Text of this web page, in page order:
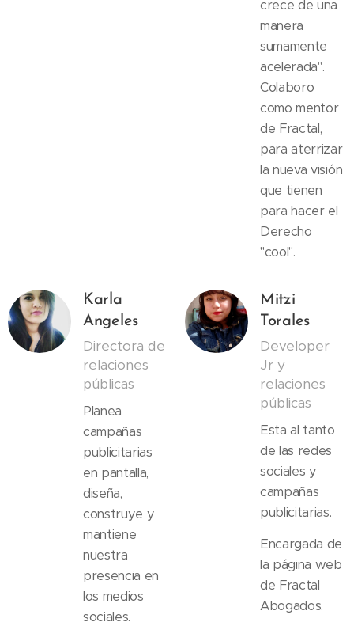
crece de una
manera
sumamente
acelerada".
Colaboro
como mentor
de Fractal,
para aterrizar
la nueva visión
que tienen
para hacer el
Derecho
"cool".
Karla
Angeles
Directora de
relaciones
públicas
Planea
campañas
publicitarias
en pantalla,
diseña,
construye y
mantiene
nuestra
presencia en
los medios
sociales.
Mitzi
Torales
Developer
Jr y
relaciones
públicas
Esta al tanto
de las redes
sociales y
campañas
publicitarias.
Encargada de
la página web
de Fractal
Abogados.